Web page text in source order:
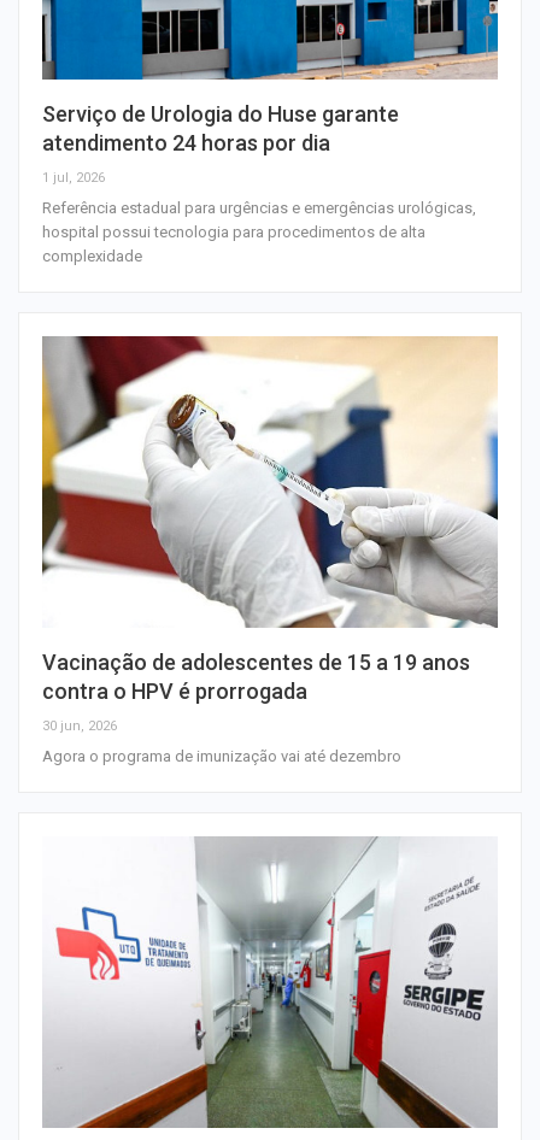
Serviço de Urologia do Huse garante
atendimento 24 horas por dia
1 jul, 2026
Referência estadual para urgências e emergências urológicas,
hospital possui tecnologia para procedimentos de alta
complexidade
Vacinação de adolescentes de 15 a 19 anos
contra o HPV é prorrogada
30 jun, 2026
Agora o programa de imunização vai até dezembro